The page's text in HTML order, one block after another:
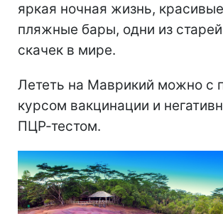
яркая ночная жизнь, красивые
пляжные бары, одни из
скачек в мире.
Лететь на Маврикий можно с
курсом вакцинации и
ПЦР-тестом.